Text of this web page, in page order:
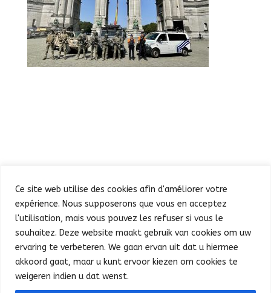
Ce site web utilise des cookies afin d'améliorer votre
expérience. Nous supposerons que vous en acceptez
l'utilisation, mais vous pouvez les refuser si vous le
souhaitez. Deze website maakt gebruik van cookies om uw
ervaring te verbeteren. We gaan ervan uit dat u hiermee
akkoord gaat, maar u kunt ervoor kiezen om cookies te
weigeren indien u dat wenst.
Défilé
Fête au Parc
Concert et feu d’artifice
Presse